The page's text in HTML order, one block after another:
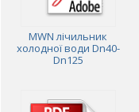
MWN лічильник
холодної води Dn40-
Dn125